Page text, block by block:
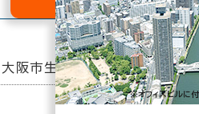
大阪市生野区巽東2-19-31
※オフィスビルに